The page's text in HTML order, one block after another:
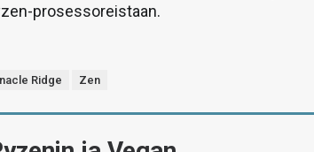
prosessoreistaan.
Ridge Zen